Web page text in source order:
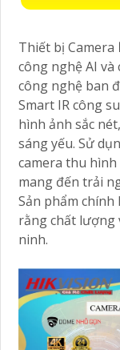
Thiết bị Camera
công nghệ AI
công nghệ ban
Smart IR công
hình ảnh sắc
sáng yếu. Sử
camera thu hình
mang đến trải
Sản phẩm
rằng chất lượng
ninh.